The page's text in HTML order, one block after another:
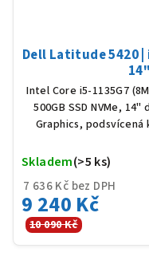
Dell Latitude 5420 |
Intel Core i5-1135G7
500GB SSD NVMe,
Graphics, podsvícená
7 636 Kč bez DPH
9 240 Kč
10 090 Kč
Skladem(>5 ks)